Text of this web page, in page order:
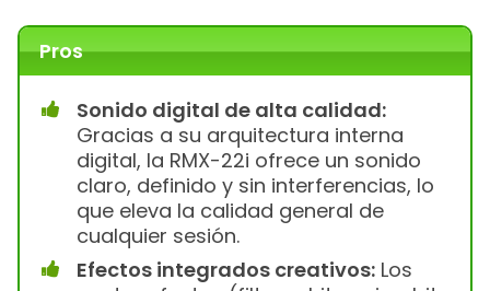
Pros
Sonido digital de alta calidad:
Gracias a su arquitectura interna
digital, la RMX-22i ofrece un sonido
claro, definido y sin interferencias, lo
que eleva la calidad general de
cualquier sesión.
Efectos integrados creativos: Los